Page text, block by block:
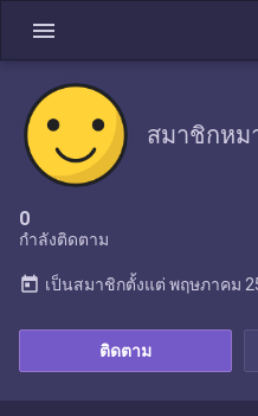
menu
สมาชิกหม
0
กำลังติดตาม
ติดตาม
today เป็นสมาชิกตั้งแต่ พฤษภาคม